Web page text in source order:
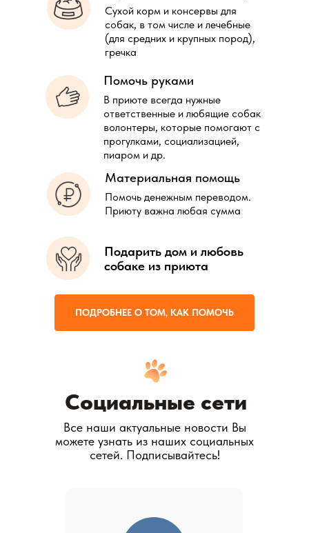
ПОДРОБНЕЕ О ТОМ, КАК ПОМОЧЬ
Сухой корм и консервы для
собак, в том числе и лечебные
(для средних и крупных пород),
гречка
Материальная помощь
Помочь денежным переводом.
Приюту важна любая сумма
Помочь руками
В приюте всегда нужные
ответственные и любящие собак
волонтеры, которые помогают с
прогулками, социализацией,
пиаром и др.
Подарить дом и любовь
собаке из приюта
Все наши актуальные новости Вы
можете узнать из наших социальных
сетей. Подписывайтесь!
Социальные сети